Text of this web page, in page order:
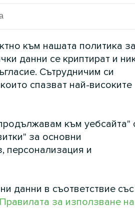
Mycond STANDARD MCU
модулна система
намалява
към нашата политика за
данни се криптират и
Сътрудничим си
спазват най-високите
към уебсайта"
за основни
персонализация и
данни в съответствие със
Правилата за използване на